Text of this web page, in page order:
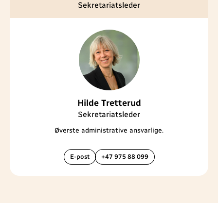
Sekretariatsleder
Hilde Tretterud
Sekretariatsleder
Øverste administrative ansvarlige.
E-post +47 975 88 099